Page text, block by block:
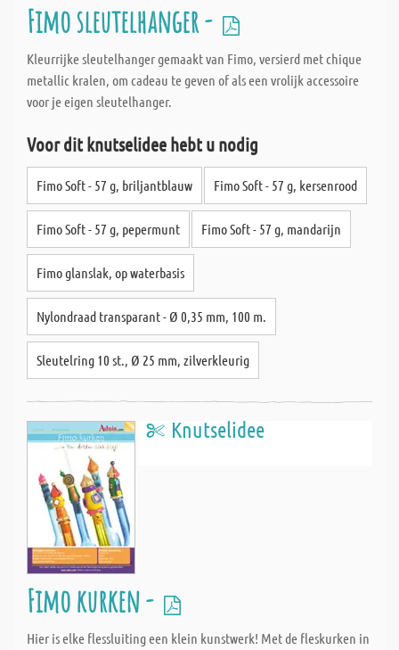
Fimo sleutelhanger -
Kleurrijke sleutelhanger gemaakt van Fimo, versierd met chique
metallic kralen, om cadeau te geven of als een vrolijk accessoire
voor je eigen sleutelhanger.
Voor dit knutselidee hebt u nodig
Fimo Soft - 57 g, briljantblauw Fimo Soft - 57 g, kersenrood
Fimo Soft - 57 g, pepermunt Fimo Soft - 57 g, mandarijn
Fimo glanslak, op waterbasis
Nylondraad transparant - Ø 0,35 mm, 100 m.
Sleutelring 10 st., Ø 25 mm, zilverkleurig
Knutselidee
Fimo kurken -
Hier is elke flessluiting een klein kunstwerk! Met de fleskurken in